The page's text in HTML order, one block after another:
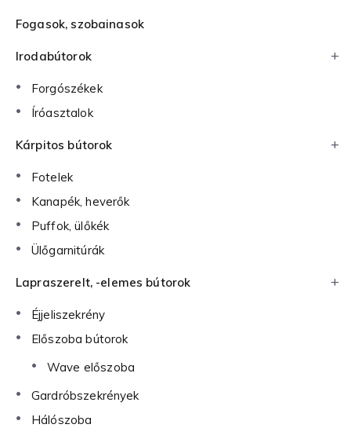
Fogasok, szobainasok
Irodabútorok
Forgószékek
Íróasztalok
Kárpitos bútorok
Fotelek
Kanapék, heverők
Puffok, ülőkék
Ülőgarnitúrák
Lapraszerelt, -elemes bútorok
Éjjeliszekrény
Előszoba bútorok
Wave előszoba
Gardróbszekrények
Hálószoba